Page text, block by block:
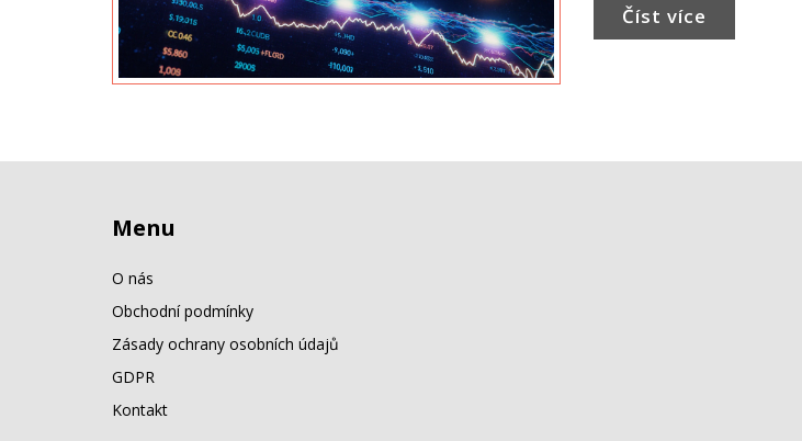
Číst více
Menu
O nás
Obchodní podmínky
Zásady ochrany osobních údajů
GDPR
Kontakt